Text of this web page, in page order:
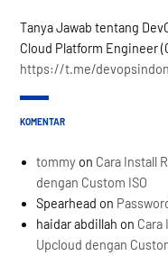
Tanya Jawab tentang
Cloud Platform Engineer
https://t.me/
KOMENTAR
tommy on Cara Install
dengan Custom ISO
Spearhead on
haidar abdillah on Cara
Upcloud dengan